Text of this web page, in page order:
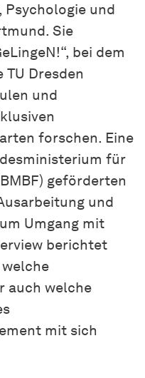
Psychologie und
Sie
bei dem
Dresden
und
forschen. Eine
für
geförderten
und
Umgang mit
berichtet
auch welche
mit sich